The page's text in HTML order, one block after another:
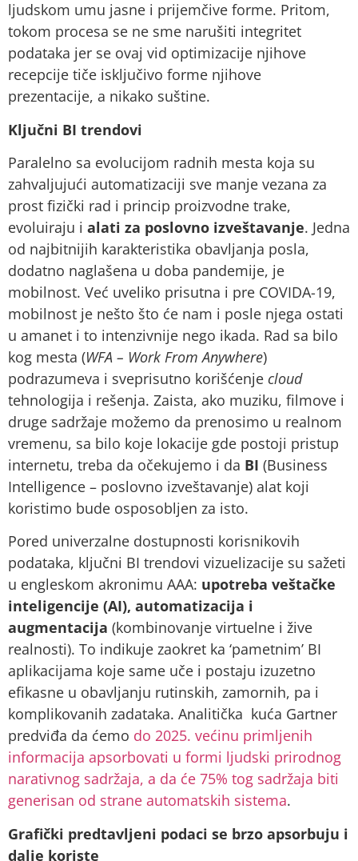
ljudskom umu jasne i prijemčive forme. Pritom,
tokom procesa se ne sme narušiti integritet
podataka jer se ovaj vid optimizacije njihove
recepcije tiče isključivo forme njihove
prezentacije, a nikako suštine.
Ključni BI trendovi
Paralelno sa evolucijom radnih mesta koja su
zahvaljujući automatizaciji sve manje vezana za
prost fizički rad i princip proizvodne trake,
evoluiraju i alati za poslovno izveštavanje. Jedna
od najbitnijih karakteristika obavljanja posla,
dodatno naglašena u doba pandemije, je
mobilnost. Već uveliko prisutna i pre COVIDA-19,
mobilnost je nešto što će nam i posle njega ostati
u amanet i to intenzivnije nego ikada. Rad sa bilo
kog mesta (WFA – Work From Anywhere)
podrazumeva i sveprisutno korišćenje cloud
tehnologija i rešenja. Zaista, ako muziku, filmove i
druge sadržaje možemo da prenosimo u realnom
vremenu, sa bilo koje lokacije gde postoji pristup
internetu, treba da očekujemo i da BI (Business
Intelligence – poslovno izveštavanje) alat koji
koristimo bude osposobljen za isto.
Pored univerzalne dostupnosti korisnikovih
podataka, ključni BI trendovi vizuelizacije su sažeti
u engleskom akronimu AAA: upotreba veštačke
inteligencije (AI), automatizacija i
augmentacija (kombinovanje virtuelne i žive
realnosti). To indikuje zaokret ka ‘pametnim’ BI
aplikacijama koje same uče i postaju izuzetno
efikasne u obavljanju rutinskih, zamornih, pa i
komplikovanih zadataka. Analitička kuća Gartner
predviđa da ćemo do 2025. većinu primljenih
informacija apsorbovati u formi ljudski prirodnog
narativnog sadržaja, a da će 75% tog sadržaja biti
generisan od strane automatskih sistema.
Grafički predtavljeni podaci se brzo apsorbuju i
dalje koriste